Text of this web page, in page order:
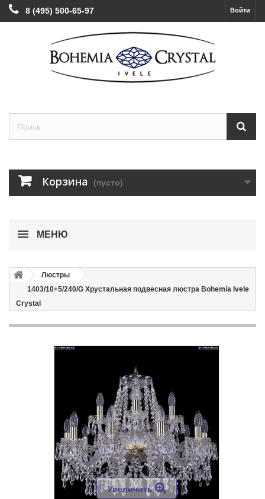
Войти
8 (495) 500-65-97
Корзина (пусто)
МЕНЮ
Люстры
1403/10+5/240/G Хрустальная подвесная люстра Bohemia Ivele
Crystal
Увеличить